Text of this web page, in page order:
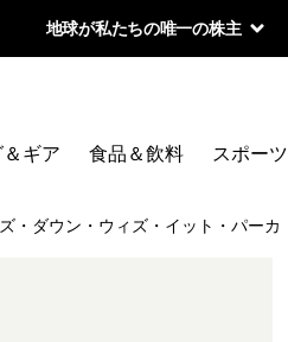
地球が私たちの唯一の株主
ギア 食品＆飲料 スポーツ
・ダウン・ウィズ・イット・パーカ